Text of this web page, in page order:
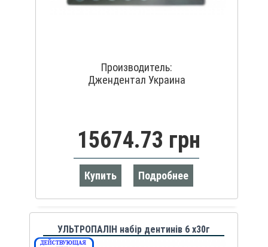
Производитель:
Джендентал Украина
15674.73 грн
Купить Подробнее
УЛЬТРОПАЛІН набір дентинів 6 х30г